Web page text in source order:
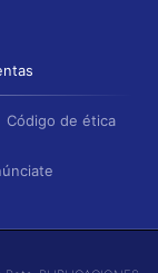
Código de ética